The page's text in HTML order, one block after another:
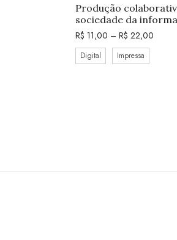
Produção
sociedade da
R$ 11,00 – R$ 22,00
Digital Impressa